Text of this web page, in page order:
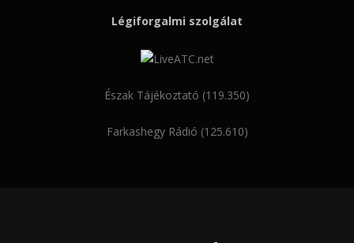
Légiforgalmi szolgálat
Észak Tájékoztató (119.350)
Farkashegy Rádió (125.610)